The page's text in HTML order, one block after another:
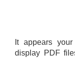
It appears
display PDF